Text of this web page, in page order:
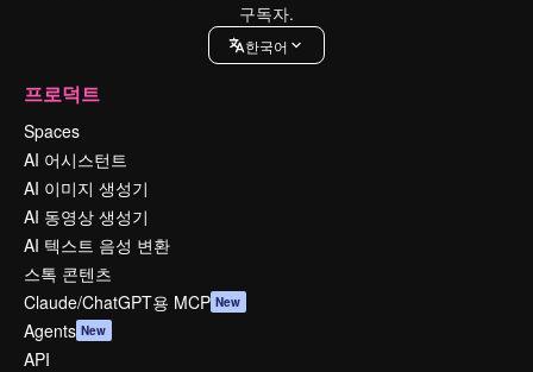
구독자.
한국어
프로덕트
Spaces
AI 어시스턴트
AI 이미지 생성기
AI 동영상 생성기
AI 텍스트 음성 변환
스톡 콘텐츠
Claude/ChatGPT용 MCP New
Agents New
API